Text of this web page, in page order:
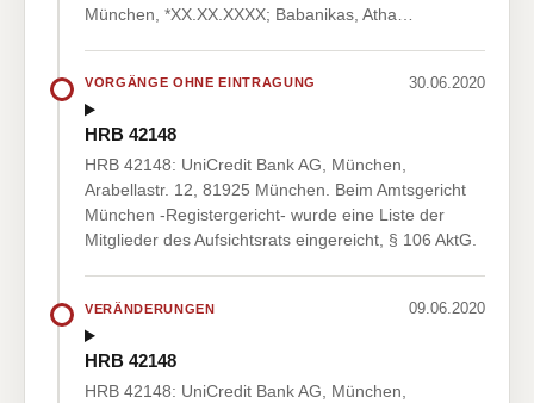
München, *XX.XX.XXXX; Babanikas, Atha…
VORGÄNGE OHNE EINTRAGUNG 30.06.2020
HRB 42148
HRB 42148: UniCredit Bank AG, München,
Arabellastr. 12, 81925 München. Beim Amtsgericht
München -Registergericht- wurde eine Liste der
Mitglieder des Aufsichtsrats eingereicht, § 106 AktG.
VERÄNDERUNGEN 09.06.2020
HRB 42148
HRB 42148: UniCredit Bank AG, München,